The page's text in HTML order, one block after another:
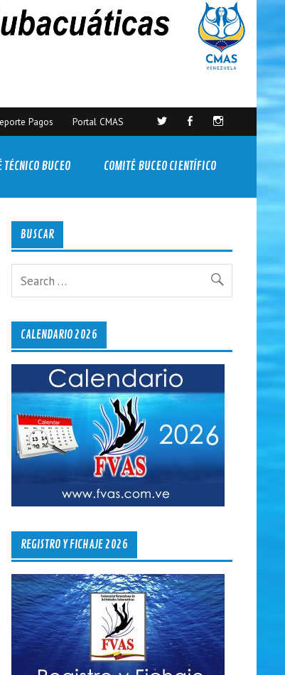
Pagos Portal CMAS
TÉCNICO BUCEO COMITÉ BUCEO CIENTÍFICO
BUSCAR
CALENDARIO 2026
REGISTRO Y FICHAJE 2026